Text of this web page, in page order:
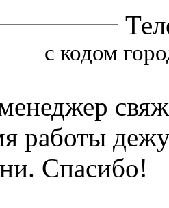
с кодом
работы
Спасибо!